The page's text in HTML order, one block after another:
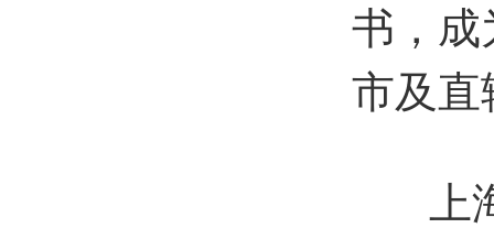
书，成
市及直
上海